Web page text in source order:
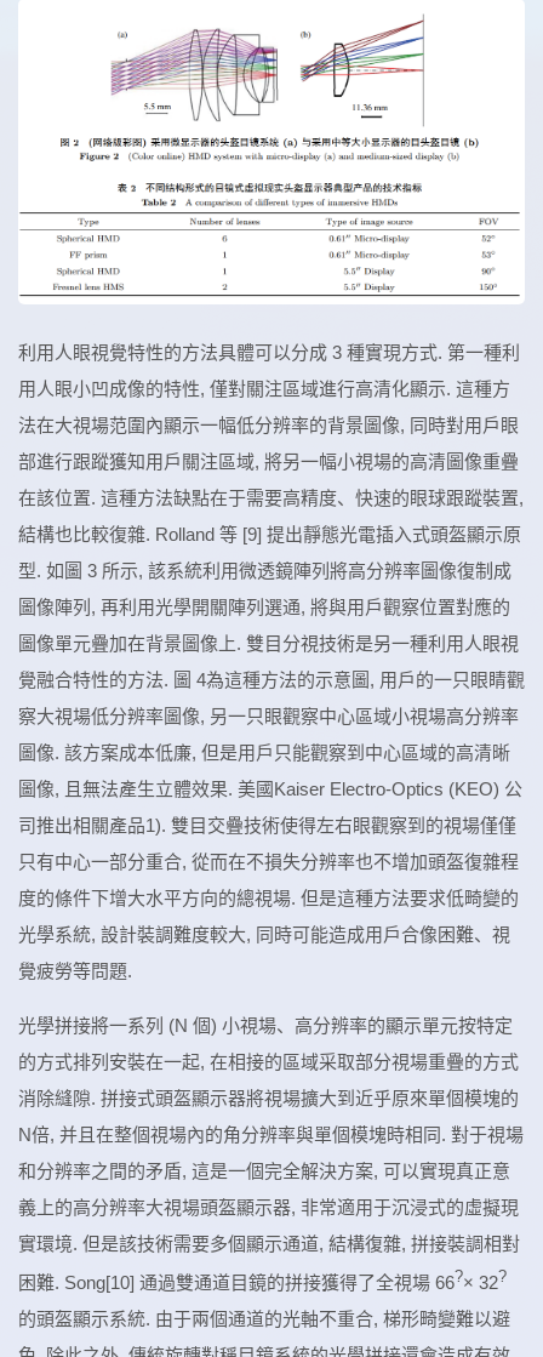
利用人眼視覺特性的方法具體可以分成 3 種實現方式. 第一種利
用人眼小凹成像的特性, 僅對關注區域進行高清化顯示. 這種方
法在大視場范圍內顯示一幅低分辨率的背景圖像, 同時對用戶眼
部進行跟蹤獲知用戶關注區域, 將另一幅小視場的高清圖像重疊
在該位置. 這種方法缺點在于需要高精度、快速的眼球跟蹤裝置,
結構也比較復雜. Rolland 等 [9] 提出靜態光電插入式頭盔顯示原
型. 如圖 3 所示, 該系統利用微透鏡陣列將高分辨率圖像復制成
圖像陣列, 再利用光學開關陣列選通, 將與用戶觀察位置對應的
圖像單元疊加在背景圖像上. 雙目分視技術是另一種利用人眼視
覺融合特性的方法. 圖 4為這種方法的示意圖, 用戶的一只眼睛觀
察大視場低分辨率圖像, 另一只眼觀察中心區域小視場高分辨率
圖像. 該方案成本低廉, 但是用戶只能觀察到中心區域的高清晰
圖像, 且無法產生立體效果. 美國Kaiser Electro-Optics (KEO) 公
司推出相關產品1). 雙目交疊技術使得左右眼觀察到的視場僅僅
只有中心一部分重合, 從而在不損失分辨率也不增加頭盔復雜程
度的條件下增大水平方向的總視場. 但是這種方法要求低畸變的
光學系統, 設計裝調難度較大, 同時可能造成用戶合像困難、視
覺疲勞等問題.
光學拼接將一系列 (N 個) 小視場、高分辨率的顯示單元按特定
的方式排列安裝在一起, 在相接的區域采取部分視場重疊的方式
消除縫隙. 拼接式頭盔顯示器將視場擴大到近乎原來單個模塊的
N倍, 并且在整個視場內的角分辨率與單個模塊時相同. 對于視場
和分辨率之間的矛盾, 這是一個完全解決方案, 可以實現真正意
義上的高分辨率大視場頭盔顯示器, 非常適用于沉浸式的虛擬現
實環境. 但是該技術需要多個顯示通道, 結構復雜, 拼接裝調相對
困難. Song[10] 通過雙通道目鏡的拼接獲得了全視場 66?× 32?
的頭盔顯示系統. 由于兩個通道的光軸不重合, 梯形畸變難以避